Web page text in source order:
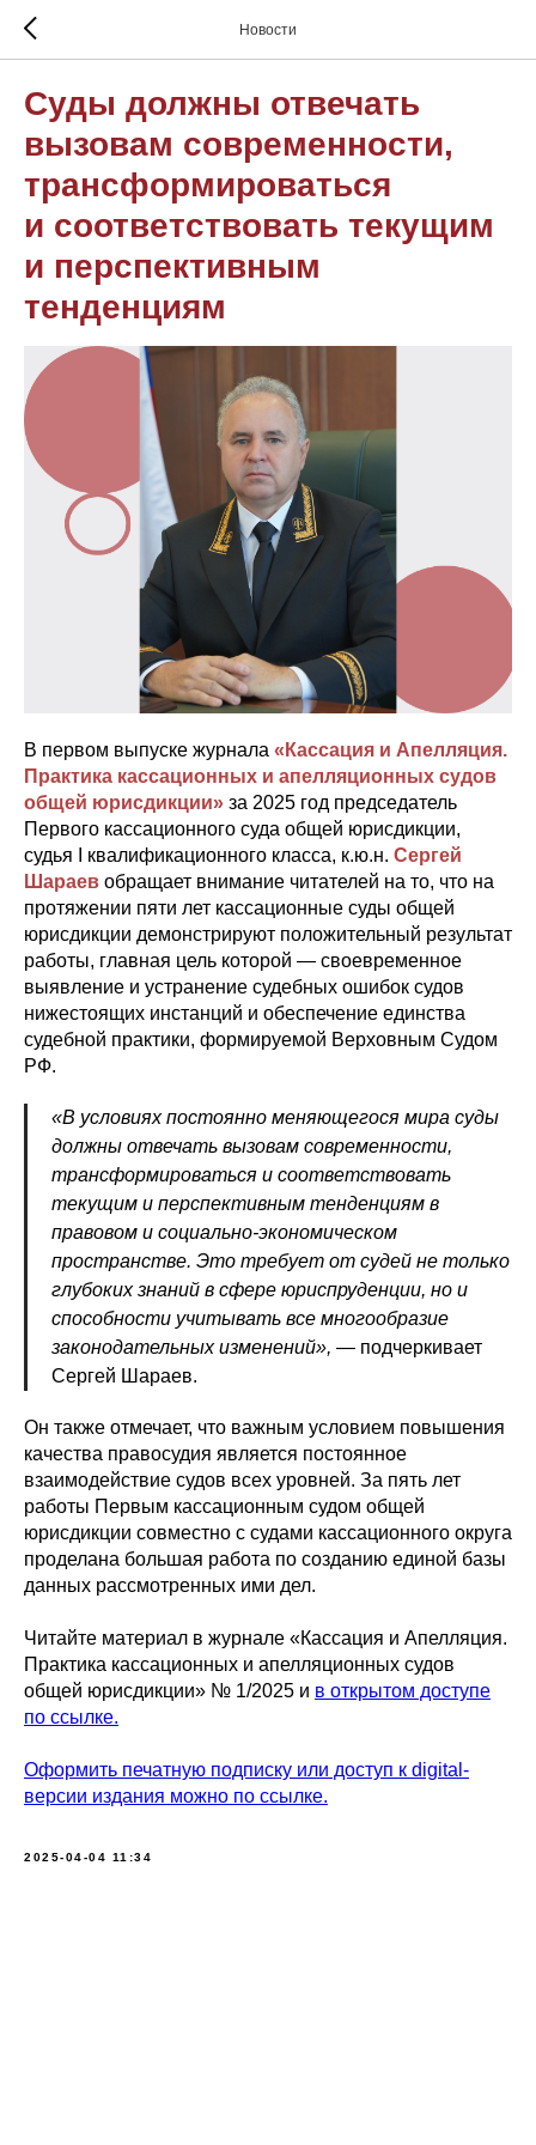
Новости
Суды должны отвечать
вызовам современности,
трансформироваться
и соответствовать текущим
и перспективным
тенденциям
В первом выпуске журнала «Кассация и Апелляция.
Практика кассационных и апелляционных судов
общей юрисдикции» за 2025 год председатель
Первого кассационного суда общей юрисдикции,
судья I квалификационного класса, к.ю.н. Сергей
Шараев обращает внимание читателей на то, что на
протяжении пяти лет кассационные суды общей
юрисдикции демонстрируют положительный результат
работы, главная цель которой — своевременное
выявление и устранение судебных ошибок судов
нижестоящих инстанций и обеспечение единства
судебной практики, формируемой Верховным Судом
РФ.
«В условиях постоянно меняющегося мира суды
должны отвечать вызовам современности,
трансформироваться и соответствовать
текущим и перспективным тенденциям в
правовом и социально-экономическом
пространстве. Это требует от судей не только
глубоких знаний в сфере юриспруденции, но и
способности учитывать все многообразие
законодательных изменений», — подчеркивает
Сергей Шараев.
Он также отмечает, что важным условием повышения
качества правосудия является постоянное
взаимодействие судов всех уровней. За пять лет
работы Первым кассационным судом общей
юрисдикции совместно с судами кассационного округа
проделана большая работа по созданию единой базы
данных рассмотренных ими дел.
Читайте материал в журнале «Кассация и Апелляция.
Практика кассационных и апелляционных судов
общей юрисдикции» № 1/2025 и в открытом доступе
по ссылке.
Оформить печатную подписку или доступ к digital-
версии издания можно по ссылке.
2025-04-04 11:34